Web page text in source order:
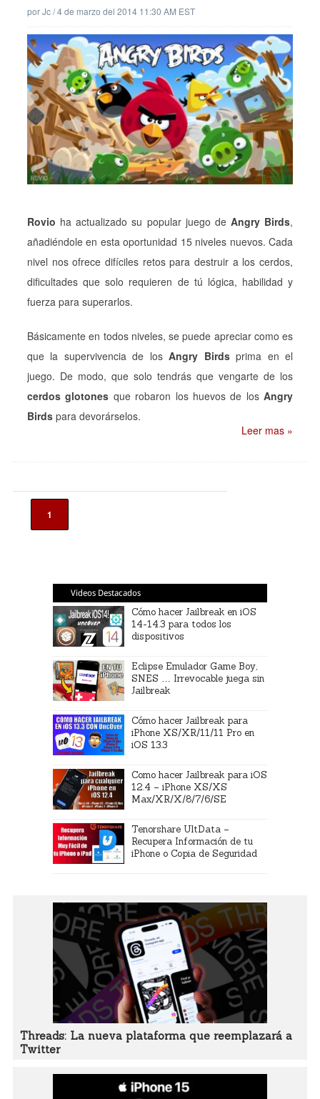
porJc/4 de marzo del 2014 11:30 AM EST
Rovio ha actualizado su popular juego de Angry Birds,
añadiéndole en esta oportunidad 15 niveles nuevos. Cada
nivel nos ofrece difíciles retos para destruir a los cerdos,
dificultades que solo requieren de tú lógica, habilidad y
fuerza para superarlos.
Básicamente en todos niveles, se puede apreciar como es
que la supervivencia de losAngry Birdsprima en el
juego. De modo, que solo tendrás que vengarte de los
cerdos glotones que robaron los huevos de los Angry
Birds para devorárselos.
Leer mas »
1
Videos Destacados
Cómo hacer Jailbreak en iOS
14-14.3 para todos los
dispositivos
Eclipse Emulador Game Boy,
SNES … Irrevocable juega sin
Jailbreak
Cómo hacer Jailbreak para
iPhone XS/XR/11/11 Pro en
iOS 13.3
Como hacer Jailbreak para iOS
12.4 – iPhone XS/XS
Max/XR/X/8/7/6/SE
Tenorshare UltData –
Recupera Información de tu
iPhone o Copia de Seguridad
Threads: La nueva plataforma que reemplazará a
Twitter